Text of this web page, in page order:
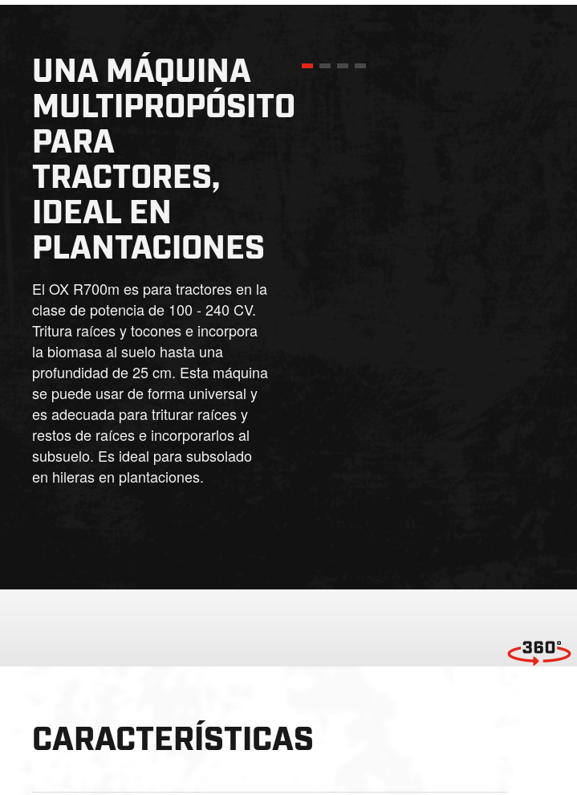
UNA MÁQUINA
MULTIPROPÓSITO
PARA
TRACTORES,
IDEAL EN
PLANTACIONES
El OX R700m es para tractores en la
clase de potencia de 100 - 240 CV.
Tritura raíces y tocones e incorpora
la biomasa al suelo hasta una
profundidad de 25 cm. Esta máquina
se puede usar de forma universal y
es adecuada para triturar raíces y
restos de raíces e incorporarlos al
subsuelo. Es ideal para subsolado
en hileras en plantaciones.
CARACTERÍSTICAS